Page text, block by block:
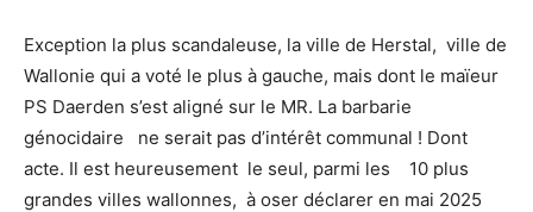
Exception la plus scandaleuse, la ville de Herstal, ville de
Wallonie qui a voté le plus à gauche, mais dont le maïeur
PS Daerden s’est aligné sur le MR. La barbarie
génocidaire ne serait pas d’intérêt communal ! Dont
acte. Il est heureusement le seul, parmi les 10 plus
grandes villes wallonnes, à oser déclarer en mai 2025